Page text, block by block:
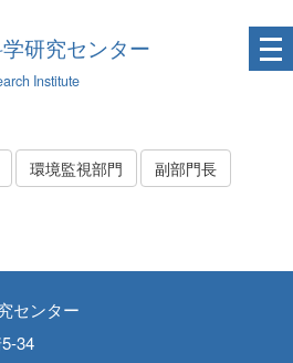
研究センター
Institute
環境監視部門 副部門長
センター
34